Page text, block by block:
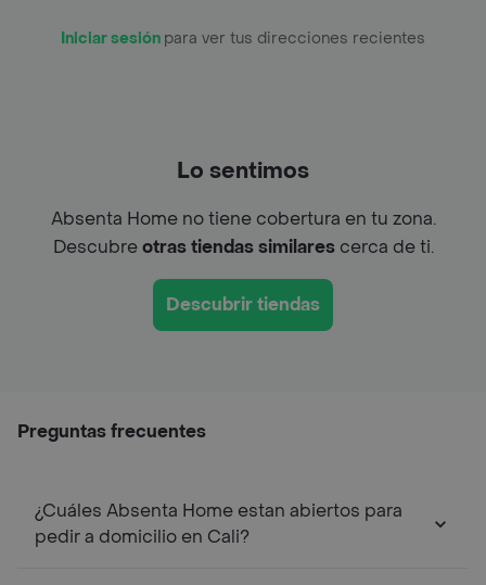
Iniciar sesión para ver tus direcciones recientes
Lo sentimos
Absenta Home no tiene cobertura en tu zona.
Descubreotras tiendas similarescerca de ti.
Descubrir tiendas
Preguntas frecuentes
¿Cuáles Absenta Home estan abiertos para
pedir a domicilio en Cali?